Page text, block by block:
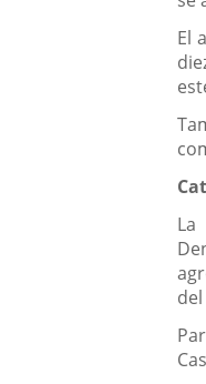
El
La